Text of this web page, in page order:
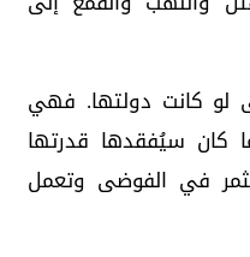
لو كانت دولتها. فهي
كان سيُفقدها قدرتها
في الفوضى وتعمل